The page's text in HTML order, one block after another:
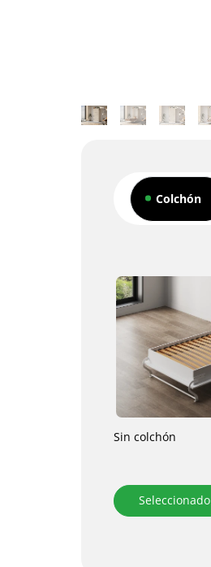
Colchón
Sin colchón
Seleccionado